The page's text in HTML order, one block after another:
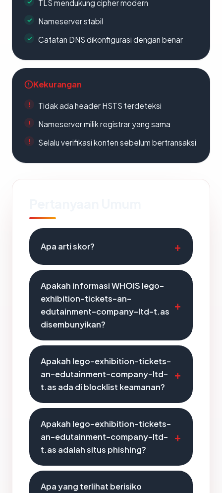
TLS mendukung cipher modern
Nameserver stabil
Catatan DNS dikonfigurasi dengan benar
Kekurangan
Tidak ada header HSTS terdeteksi
Nameserver milik registrar yang sama
Selalu verifikasi konten sebelum bertransaksi
Apa arti skor?
Apakah informasi WHOIS lego-
exhibition-tickets-an-
edutainment-company-ltd-t.as
disembunyikan?
Apakah lego-exhibition-tickets-
an-edutainment-company-ltd-
t.as ada di blocklist keamanan?
Apakah lego-exhibition-tickets-
an-edutainment-company-ltd-
t.as adalah situs phishing?
Apa yang terlihat berisiko